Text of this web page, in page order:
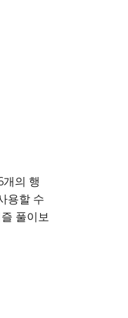
의 행
용할 수
풀이보